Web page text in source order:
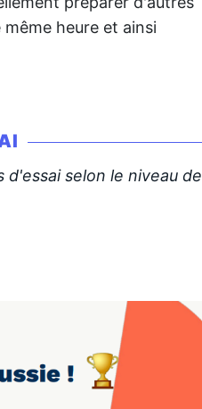
heure et ainsi
selon le niveau de